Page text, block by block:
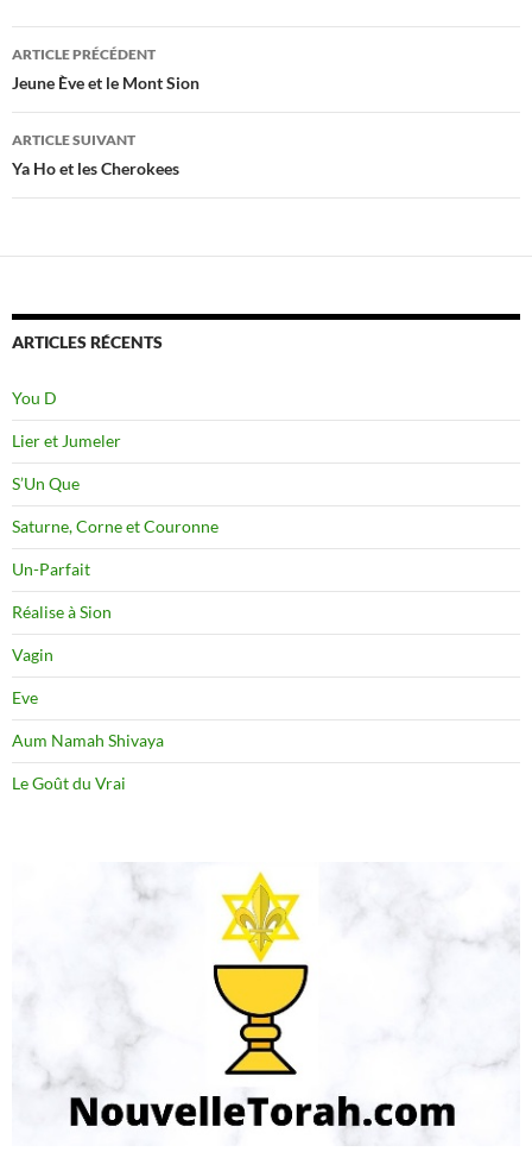
Navigation
des
articles
ARTICLE PRÉCÉDENT
Jeune Ève et le Mont Sion
ARTICLE SUIVANT
Ya Ho et les Cherokees
ARTICLES RÉCENTS
You D
Lier et Jumeler
S’Un Que
Saturne, Corne et Couronne
Un-Parfait
Réalise à Sion
Vagin
Eve
Aum Namah Shivaya
Le Goût du Vrai